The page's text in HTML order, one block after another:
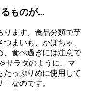
ものが...
ります。食品分類で芋
まいも、かぼちゃ、
、食べ過ぎには注意で
サラダのように、マ
たっぷりめに使用して
なのです。